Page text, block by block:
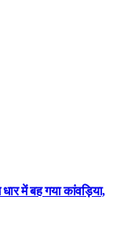
में बह गया कांवड़िया,